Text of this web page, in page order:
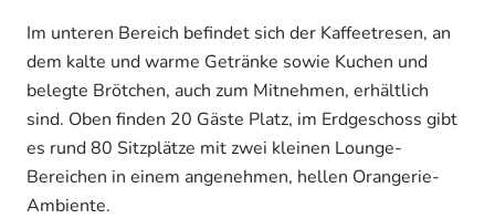
Im unteren Bereich befindet sich der Kaffeetresen, an
dem kalte und warme Getränke sowie Kuchen und
belegte Brötchen, auch zum Mitnehmen, erhältlich
sind. Oben finden 20 Gäste Platz, im Erdgeschoss gibt
es rund 80 Sitzplätze mit zwei kleinen Lounge-
Bereichen in einem angenehmen, hellen Orangerie-
Ambiente.